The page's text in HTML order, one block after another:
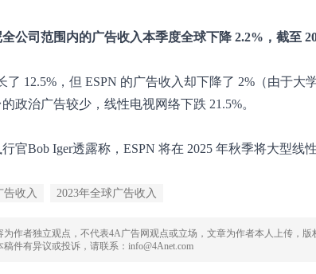
公司范围内的广告收入本季度全球下降 2.2%，截至
了 12.5%，但 ESPN 的广告收入却下降了 2%（由于
政治广告较少，线性电视网络下跌 21.5%。
官Bob Iger透露称，ESPN 将在 2025 年秋季将大型线
告收入 2023年全球广告收入
为作者独立观点，不代表4A广告网观点或立场，文章为作者本人上传，版
稿件有异议或投诉，请联系：info@4Anet.com